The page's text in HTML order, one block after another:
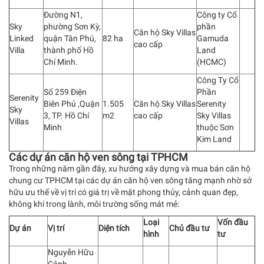
Sky
Linked
Villa
Đường N1,
phường Sơn Kỳ,
quận Tân Phú,
thành phố Hồ
Chí Minh.
82 ha
Căn hộ Sky Villas
cao cấp
Công ty Cổ
phần
Gamuda
Land
(HCMC)
Serenity
Sky
Villas
Số 259 Điện
Biên Phủ ,Quận
3, TP. Hồ Chí
Minh
1.505
m2
Căn hộ Sky Villas
cao cấp
Công Ty Cổ
Phần
Serenity
Sky Villas
thuộc Sơn
Kim Land
Các dự án căn hộ ven sông tại TPHCM
Trong những năm gần đây, xu hướng xây dựng và mua bán căn hộ
chung cư TPHCM tại các dự án căn hộ ven sông tăng mạnh nhờ sở
hữu ưu thế về vị trí có giá trị về mặt phong thủy, cảnh quan đẹp,
không khí trong lành, môi trường sống mát mẻ:
Dự án Vị trí Diện tích
Loại
hình
Chủ đầu tư
Vốn đầu
tư
Nguyễn Hữu